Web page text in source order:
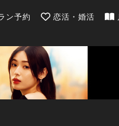
ダー | 最新のグルメ、洗練
ン予約 恋活・婚活